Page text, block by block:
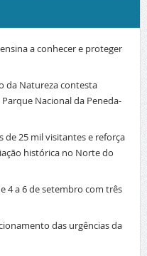
a conhecer e proteger
da Natureza contesta
Nacional da Peneda-
de 25 mil visitantes e reforça
histórica no Norte do
4 a 6 de setembro com três
das urgências da